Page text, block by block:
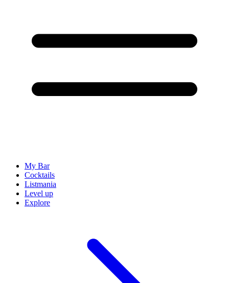
My Bar
Cocktails
Listmania
Level up
Explore